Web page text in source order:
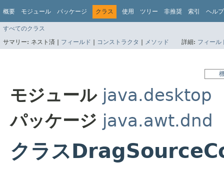
概要 モジュール パッケージ クラス 使用 ツリー 非推奨 索引 ヘルプ
すべてのクラス
サマリー: ネスト済 | フィールド | コンストラクタ | メソッド 詳細: フィール
モジュール java.desktop
パッケージ java.awt.dnd
クラス